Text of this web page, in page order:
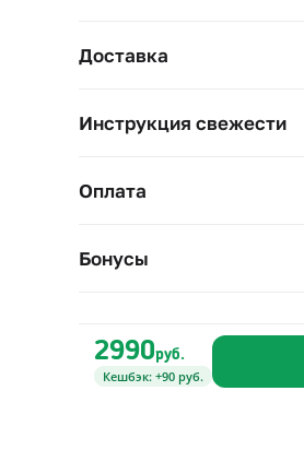
Доставка
Инструкция свежести
Оплата
Бонусы
2990руб.
Кешбэк: +90 руб.